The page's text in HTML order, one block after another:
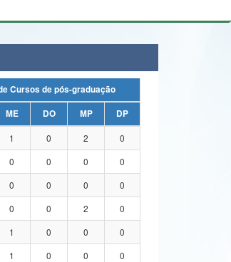
Cursos de pós-graduação
ME DO MP
DP
1 0 2
0
0 0 0
0
0 0 0
0
0 0 2
0
1 0 0
0
1 0 0
0